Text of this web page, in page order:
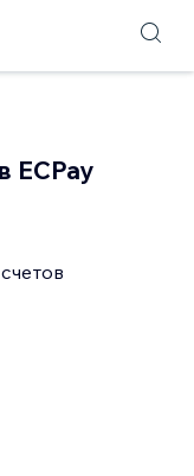
ECPay